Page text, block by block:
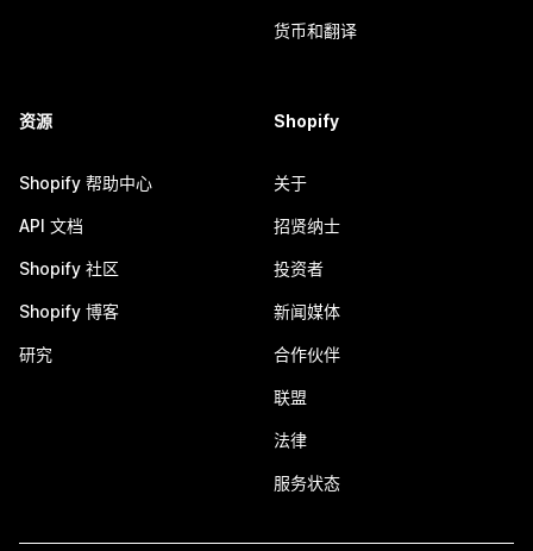
货币和翻译
资源
Shopify 帮助中心
API 文档
Shopify 社区
Shopify 博客
研究
Shopify
关于
招贤纳士
投资者
新闻媒体
合作伙伴
联盟
法律
服务状态